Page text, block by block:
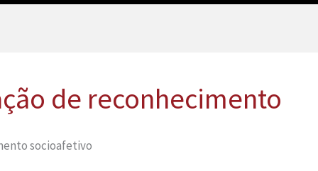
de reconhecimento
socioafetivo